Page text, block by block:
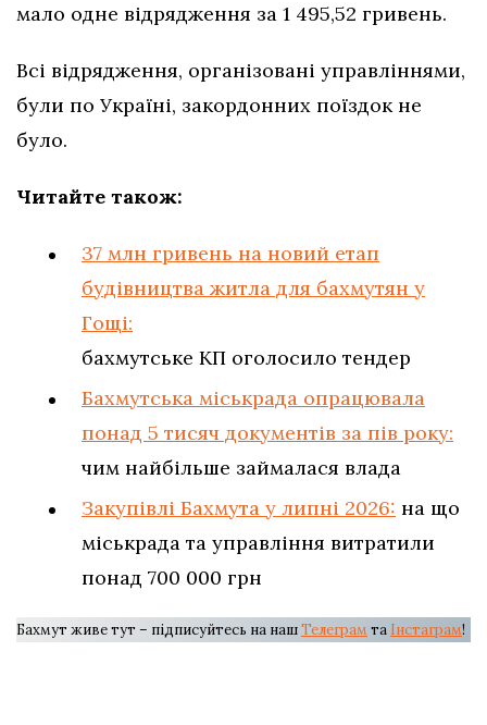
мало одне відрядження за 1 495,52 гривень.
Всі відрядження, організовані управліннями,
були по Україні, закордонних поїздок не
було.
Читайте також:
37 млн гривень на новий етап
будівництва житла для бахмутян у
Гощі:
бахмутське КП оголосило тендер
Бахмутська міськрада опрацювала
понад 5 тисяч документів за пів року:
чим найбільше займалася влада
Закупівлі Бахмута у липні 2026: на що
міськрада та управління витратили
понад 700 000 грн
Бахмут живе тут – підписуйтесь на нашТелеграм та Інстаграм!